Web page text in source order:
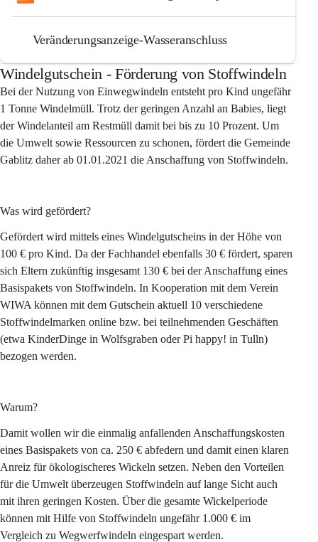
Veränderungsanzeige-Wasseranschluss
Windelgutschein - Förderung von Stoffwindeln
Bei der Nutzung von Einwegwindeln entsteht pro Kind ungefähr
1 Tonne Windelmüll. Trotz der geringen Anzahl an Babies, liegt
der Windelanteil am Restmüll damit bei bis zu 10 Prozent. Um
die Umwelt sowie Ressourcen zu schonen, fördert die Gemeinde
Gablitz daher ab 01.01.2021 die Anschaffung von Stoffwindeln.
Was wird gefördert?
Gefördert wird mittels eines Windelgutscheins in der Höhe von
100 € pro Kind. Da der Fachhandel ebenfalls 30 € fördert, sparen
sich Eltern zukünftig insgesamt 130 € bei der Anschaffung eines
Basispakets von Stoffwindeln. In Kooperation mit dem Verein
WIWA können mit dem Gutschein aktuell 10 verschiedene
Stoffwindelmarken online bzw. bei teilnehmenden Geschäften
(etwa KinderDinge in Wolfsgraben oder Pi happy! in Tulln)
bezogen werden.
Warum?
Damit wollen wir die einmalig anfallenden Anschaffungskosten
eines Basispakets von ca. 250 € abfedern und damit einen klaren
Anreiz für ökologischeres Wickeln setzen. Neben den Vorteilen
für die Umwelt überzeugen Stoffwindeln auf lange Sicht auch
mit ihren geringen Kosten. Über die gesamte Wickelperiode
können mit Hilfe von Stoffwindeln ungefähr 1.000 € im
Vergleich zu Wegwerfwindeln eingespart werden.